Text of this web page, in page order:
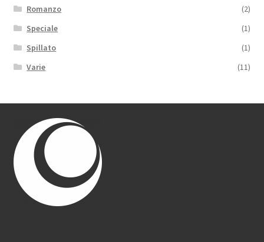
Romanzo
(2)
Speciale
(1)
Spillato
(1)
Varie
(11)